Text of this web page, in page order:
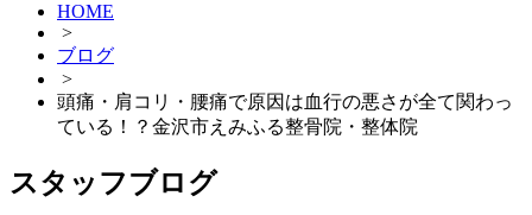
HOME
>
ブログ
>
頭痛・肩コリ・腰痛で原因は血行の悪さが全て関わっ
ている！？金沢市えみふる整骨院・整体院
スタッフブログ